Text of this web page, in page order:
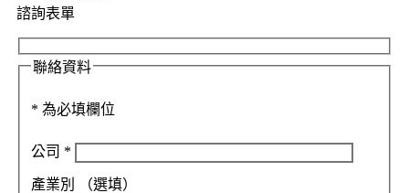
諮詢表單
聯絡資料
* 為必填欄位
公司 *
產業別 （選填）